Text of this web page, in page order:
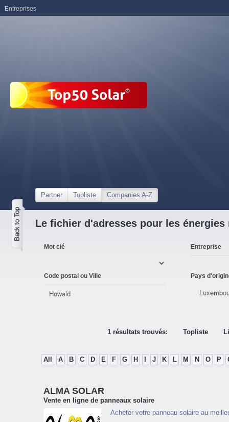
Partner Topliste Companies A-Z
Le fichier d'adresses pour les énergies
Mot clé Entreprise
Code postal ou Ville Pays
1 résultats trouvés: Topliste
All A B C D E F G H J K L M N O P
ALMA SOLAR
Vente en ligne de panneaux solaire
Acheter votre panneau solaire au
Entreprises